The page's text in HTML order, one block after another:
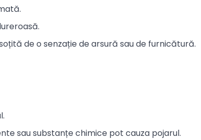
de o senzație de arsură sau de furnicătură.
sau substanțe chimice pot cauza pojarul.